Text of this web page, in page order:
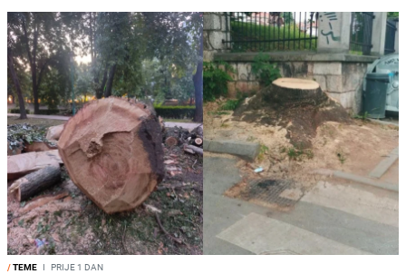
/TEME I PRIJE 1 DAN